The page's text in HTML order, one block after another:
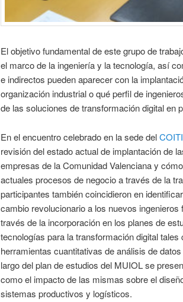
El objetivo fundamental de este grupo de
el marco de la ingeniería y la tecnología, así
e indirectos pueden aparecer con la
organización industrial o qué perfil de
de las soluciones de transformación digital en
En el encuentro celebrado en la sede del
revisión del estado actual de implantación de
empresas de la Comunidad Valenciana y
actuales procesos de negocio a través de la
participantes también coincidieron en
cambio revolucionario a los nuevos
través de la incorporación en los planes de
tecnologías para la transformación digital
herramientas cuantitativas de análisis de
largo del plan de estudios del MUIOL se
como el impacto de las mismas sobre el
sistemas productivos y logísticos.